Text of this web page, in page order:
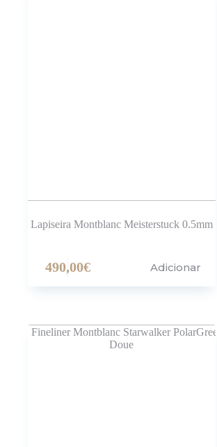
Lapiseira Montblanc Meisterstuck 0.5mm
490,00€ Adicionar